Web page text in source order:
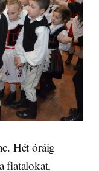
Hét óráig
fiatalokat,